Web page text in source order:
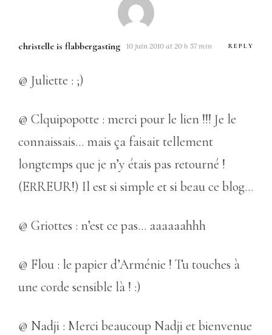
christelle is flabbergasting 10 juin 2010 at 20 h 57 min REPLY
@ Juliette : ;)
@ Clquipopotte : merci pour le lien !!! Je le
connaissais… mais ça faisait tellement
longtemps que je n’y étais pas retourné !
(ERREUR!) Il est si simple et si beau ce blog…
@ Griottes : n’est ce pas… aaaaaahhh
@ Flou : le papier d’Arménie ! Tu touches à
une corde sensible là ! :)
@ Nadji : Merci beaucoup Nadji et bienvenue